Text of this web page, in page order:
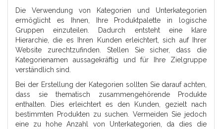
Die Verwendung von Kategorien und Unterkategorien
ermöglicht es Ihnen, Ihre Produktpalette in logische
Gruppen einzuteilen. Dadurch entsteht eine klare
Hierarchie, die es Ihren Kunden erleichtert, sich auf Ihrer
Website zurechtzufinden. Stellen Sie sicher, dass die
Kategorienamen aussagekräftig und für Ihre Zielgruppe
verständlich sind.
Bei der Erstellung der Kategorien sollten Sie darauf achten,
dass sie thematisch zusammengehörende Produkte
enthalten. Dies erleichtert es den Kunden, gezielt nach
bestimmten Produkten zu suchen. Vermeiden Sie jedoch
eine zu hohe Anzahl von Unterkategorien, da dies die